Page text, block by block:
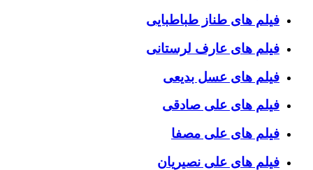
فیلم های طناز طباطبایی
فیلم های عارف لرستانی
فیلم های عسل بدیعی
فیلم های علی صادقی
فیلم های علی مصفا
فیلم های علی نصیریان